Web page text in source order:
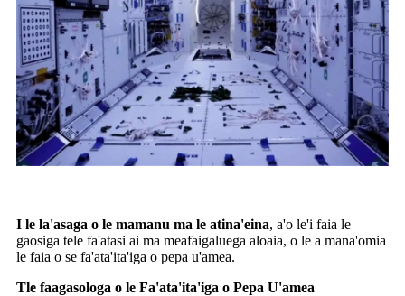
I le la'asaga o le mamanu ma le atina'eina, a'o le'i faia le
gaosiga tele fa'atasi ai ma meafaigaluega aloaia, o le a mana'omia
le faia o se fa'ata'ita'iga o pepa u'amea.
Tle faagasologa o le Fa'ata'ita'iga o Pepa U'amea